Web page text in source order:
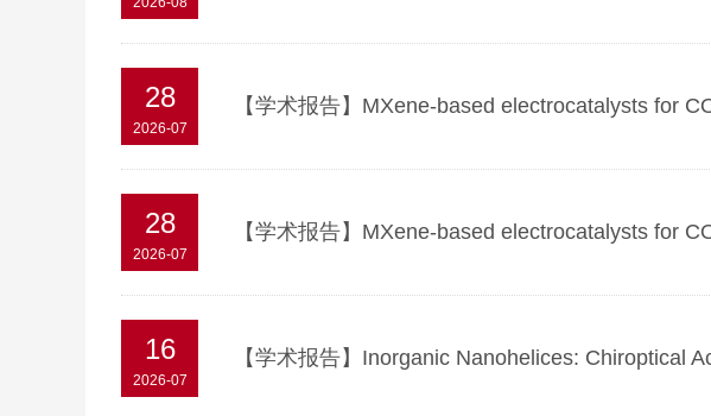
28
2026-07
【学术报告】MXene-based electrocatalysts for
28
2026-07
【学术报告】MXene-based electrocatalysts for
16
2026-07
【学术报告】Inorganic Nanohelices: Chiroptical